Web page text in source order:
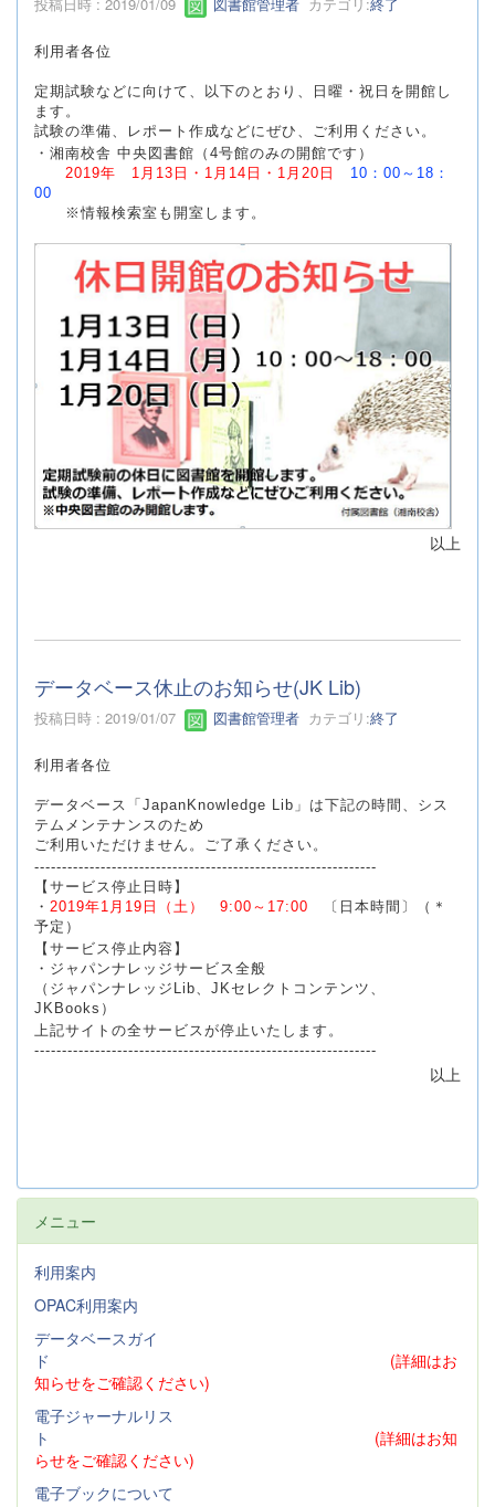
投稿日時 : 2019/01/09 図書館管理者 カテゴリ:終了
利用者各位
定期試験などに向けて、以下のとおり、日曜・祝日を開館し
ます。
試験の準備、レポート作成などにぜひ、ご利用ください。
・湘南校舎 中央図書館（4号館のみの開館です）
2019年 1月13日・1月14日・1月20日
10：00～18：
00
※情報検索室も開室します。
以上
データベース休止のお知らせ(JK Lib)
投稿日時 : 2019/01/07 図書館管理者 カテゴリ:終了
利用者各位
データベース「JapanKnowledge Lib」は下記の時間、シス
テムメンテナンスのため
ご利用いただけません。ご了承ください。
--------------------------------------------------------------
【サービス停止日時】
・ 2019年1月19日（土） 9:00～17:00 〔日本時間〕（＊
予定）
【サービス停止内容】
・ジャパンナレッジサービス全般
（ジャパンナレッジLib、JKセレクトコンテンツ、
JKBooks）
上記サイトの全サービスが停止いたします。
--------------------------------------------------------------
以上
メニュー
利用案内
OPAC利用案内
データベースガイ
ド
(詳細はお
知らせをご確認ください)
電子ジャーナルリス
ト
(詳細はお知
らせをご確認ください)
電子ブックについて